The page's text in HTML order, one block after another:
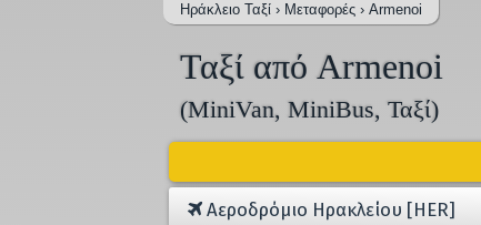
Ηράκλειο Ταξί › Μεταφορές › Armenoi
Ταξί από Armenoi
(MiniVan, MiniBus, Ταξί)
Αεροδρόμιο Ηρακλείου [HER]